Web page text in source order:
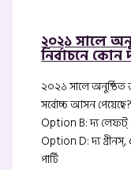
২০২১ সালে
নির্বাচনে
২০২১ সালে অনুষ্ঠিত
সর্বোচ্চ আসন
Option B: দ্য লেফট্
Option D: দ্য
পার্টি